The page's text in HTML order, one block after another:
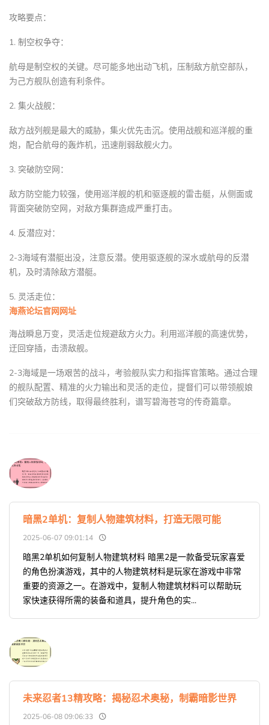
攻略要点：
1. 制空权争夺：
航母是制空权的关键。尽可能多地出动飞机，压制敌方航空部队，
为己方舰队创造有利条件。
2. 集火战舰：
敌方战列舰是最大的威胁，集火优先击沉。使用战舰和巡洋舰的重
炮，配合航母的轰炸机，迅速削弱敌舰火力。
3. 突破防空网：
敌方防空能力较强，使用巡洋舰的机和驱逐舰的雷击艇，从侧面或
背面突破防空网，对敌方集群造成严重打击。
4. 反潜应对：
2-3海域有潜艇出没，注意反潜。使用驱逐舰的深水或航母的反潜
机，及时清除敌方潜艇。
5. 灵活走位：
海燕论坛官网网址
海战瞬息万变，灵活走位规避敌方火力。利用巡洋舰的高速优势，
迂回穿插，击溃敌舰。
2-3海域是一场艰苦的战斗，考验舰队实力和指挥官策略。通过合理
的舰队配置、精准的火力输出和灵活的走位，提督们可以带领舰娘
们突破敌方防线，取得最终胜利，谱写碧海苍穹的传奇篇章。
暗黑2单机：复制人物建筑材料，打造无限可能
2025-06-07 09:01:14
暗黑2单机如何复制人物建筑材料 暗黑2是一款备受玩家喜爱
的角色扮演游戏，其中的人物建筑材料是玩家在游戏中非常
重要的资源之一。在游戏中，复制人物建筑材料可以帮助玩
家快速获得所需的装备和道具，提升角色的实...
未来忍者13精攻略：揭秘忍术奥秘，制霸暗影世界
2025-06-08 09:06:33